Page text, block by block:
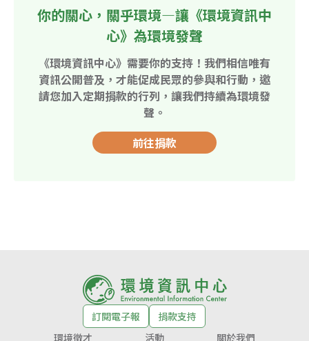
你的關心，關乎環境—讓《環境資訊中
心》為環境發聲
《環境資訊中心》需要你的支持！我們相信唯有
資訊公開普及，才能促成民眾的參與和行動，邀
請您加入定期捐款的行列，讓我們持續為環境發
聲。
前往捐款
訂閱電子報
捐款支持
環境徵才
活動 關於我們